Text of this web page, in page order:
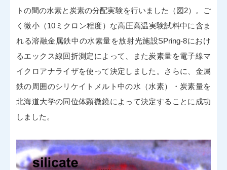
トの間の水素と炭素の分配実験を行いました（図2）。ご
く微小（10ミクロン程度）な高圧高温実験試料中に含ま
れる溶融金属鉄中の水素量を放射光施設SPring-8におけ
るエックス線回折測定によって、また炭素量を電子線マ
イクロアナライザを使って決定しました。さらに、金属
鉄の周囲のシリケイトメルト中の水（水素）・炭素量を
北海道大学の同位体顕微鏡によって決定することに成功
しました。